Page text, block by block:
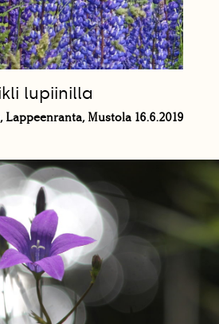
lupiinilla
Lappeenranta, Mustola 16.6.2019